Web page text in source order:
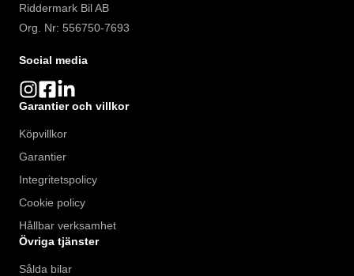
Riddermark Bil AB
Org. Nr: 556750-7693
Social media
Garantier och villkor
Köpvillkor
Garantier
Integritetspolicy
Cookie policy
Hållbar verksamhet
Övriga tjänster
Sålda bilar